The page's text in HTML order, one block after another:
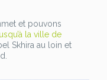
et pouvons
la ville de
Skhira au loin et